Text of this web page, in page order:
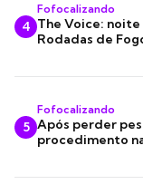
4
Fofocalizando
The Voice:
Rodadas de
5
Fofocalizando
Após perder
procedimento